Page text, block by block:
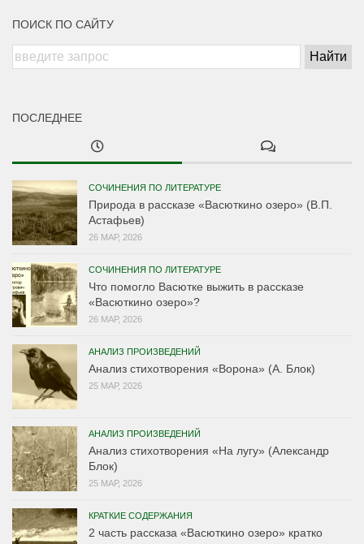
ПОИСК ПО САЙТУ
ПОСЛЕДНЕЕ
СОЧИНЕНИЯ ПО ЛИТЕРАТУРЕ
Природа в рассказе «Васюткино озеро» (В.П.
Астафьев)
26 МАР, 2026
СОЧИНЕНИЯ ПО ЛИТЕРАТУРЕ
Что помогло Васютке выжить в рассказе
«Васюткино озеро»?
26 МАР, 2026
АНАЛИЗ ПРОИЗВЕДЕНИЙ
Анализ стихотворения «Ворона» (А. Блок)
25 МАР, 2026
АНАЛИЗ ПРОИЗВЕДЕНИЙ
Анализ стихотворения «На лугу» (Александр
Блок)
25 МАР, 2026
КРАТКИЕ СОДЕРЖАНИЯ
2 часть рассказа «Васюткино озеро» кратко